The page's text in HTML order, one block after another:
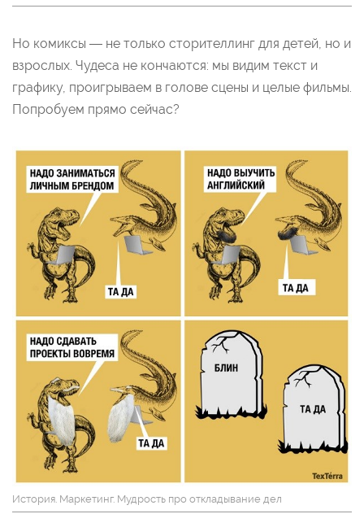
Но комиксы — не только сторителлинг для детей, но и
взрослых. Чудеса не кончаются: мы видим текст и
графику, проигрываем в голове сцены и целые фильмы.
Попробуем прямо сейчас?
История. Маркетинг. Мудрость про откладывание дел